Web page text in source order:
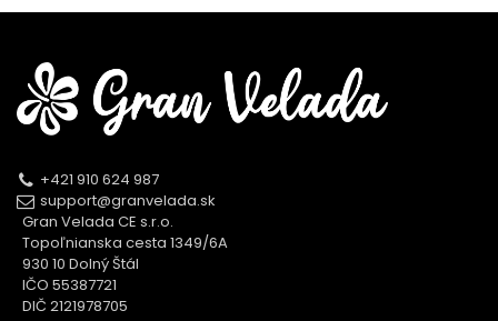
+421 910 624 987
support@granvelada.sk
Gran Velada CE s.r.o.
Topoľnianska cesta 1349/6A
930 10 Dolný Štál
IČO 55387721
DIČ 2121978705